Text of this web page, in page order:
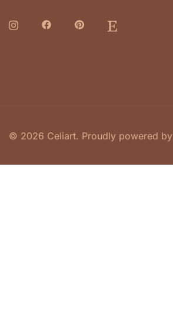
© 2026 Celiart. Proudly powered by